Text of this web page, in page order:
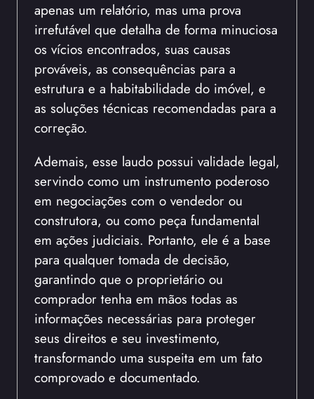
apenas um relatório, mas uma prova
irrefutável que detalha de forma minuciosa
os vícios encontrados, suas causas
prováveis, as consequências para a
estrutura e a habitabilidade do imóvel, e
as soluções técnicas recomendadas para a
correção.
Ademais, esse laudo possui validade legal,
servindo como um instrumento poderoso
em negociações com o vendedor ou
construtora, ou como peça fundamental
em ações judiciais. Portanto, ele é a base
para qualquer tomada de decisão,
garantindo que o proprietário ou
comprador tenha em mãos todas as
informações necessárias para proteger
seus direitos e seu investimento,
transformando uma suspeita em um fato
comprovado e documentado.